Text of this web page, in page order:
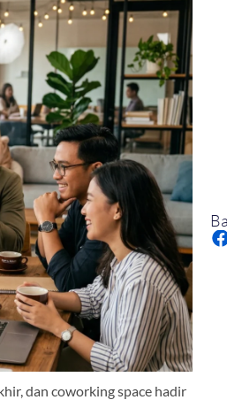
dan coworking space hadir